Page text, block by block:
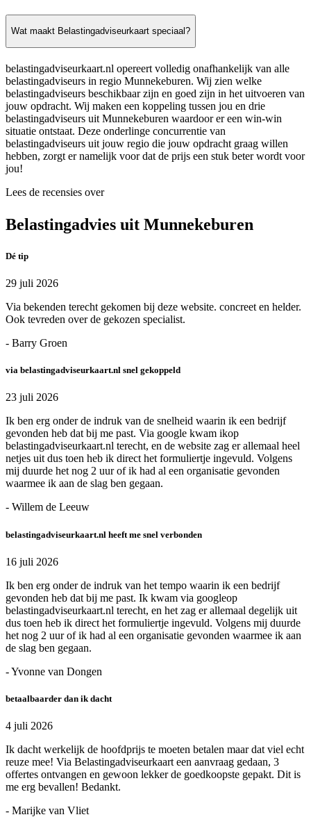
Wat maakt Belastingadviseurkaart speciaal?
belastingadviseurkaart.nl opereert volledig onafhankelijk van alle
belastingadviseurs in regio Munnekeburen. Wij zien welke
belastingadviseurs beschikbaar zijn en goed zijn in het uitvoeren van
jouw opdracht. Wij maken een koppeling tussen jou en drie
belastingadviseurs uit Munnekeburen waardoor er een win-win
situatie ontstaat. Deze onderlinge concurrentie van
belastingadviseurs uit jouw regio die jouw opdracht graag willen
hebben, zorgt er namelijk voor dat de prijs een stuk beter wordt voor
jou!
Lees de recensies over
Belastingadvies uit Munnekeburen
Dé tip
29 juli 2026
Via bekenden terecht gekomen bij deze website. concreet en helder.
Ook tevreden over de gekozen specialist.
- Barry Groen
via belastingadviseurkaart.nl snel gekoppeld
23 juli 2026
Ik ben erg onder de indruk van de snelheid waarin ik een bedrijf
gevonden heb dat bij me past. Via google kwam ikop
belastingadviseurkaart.nl terecht, en de website zag er allemaal heel
netjes uit dus toen heb ik direct het formuliertje ingevuld. Volgens
mij duurde het nog 2 uur of ik had al een organisatie gevonden
waarmee ik aan de slag ben gegaan.
- Willem de Leeuw
belastingadviseurkaart.nl heeft me snel verbonden
16 juli 2026
Ik ben erg onder de indruk van het tempo waarin ik een bedrijf
gevonden heb dat bij me past. Ik kwam via googleop
belastingadviseurkaart.nl terecht, en het zag er allemaal degelijk uit
dus toen heb ik direct het formuliertje ingevuld. Volgens mij duurde
het nog 2 uur of ik had al een organisatie gevonden waarmee ik aan
de slag ben gegaan.
- Yvonne van Dongen
betaalbaarder dan ik dacht
4 juli 2026
Ik dacht werkelijk de hoofdprijs te moeten betalen maar dat viel echt
reuze mee! Via Belastingadviseurkaart een aanvraag gedaan, 3
offertes ontvangen en gewoon lekker de goedkoopste gepakt. Dit is
me erg bevallen! Bedankt.
- Marijke van Vliet